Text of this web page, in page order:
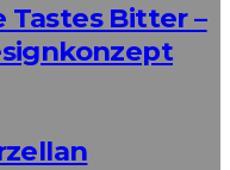
Tastes Bitter –